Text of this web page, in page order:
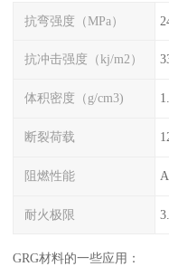
抗弯强度（MPa）
抗冲击强度（kj/m2）
体积密度（g/cm3)
断裂荷载
阻燃性能
耐火极限
GRG材料的一些应用：